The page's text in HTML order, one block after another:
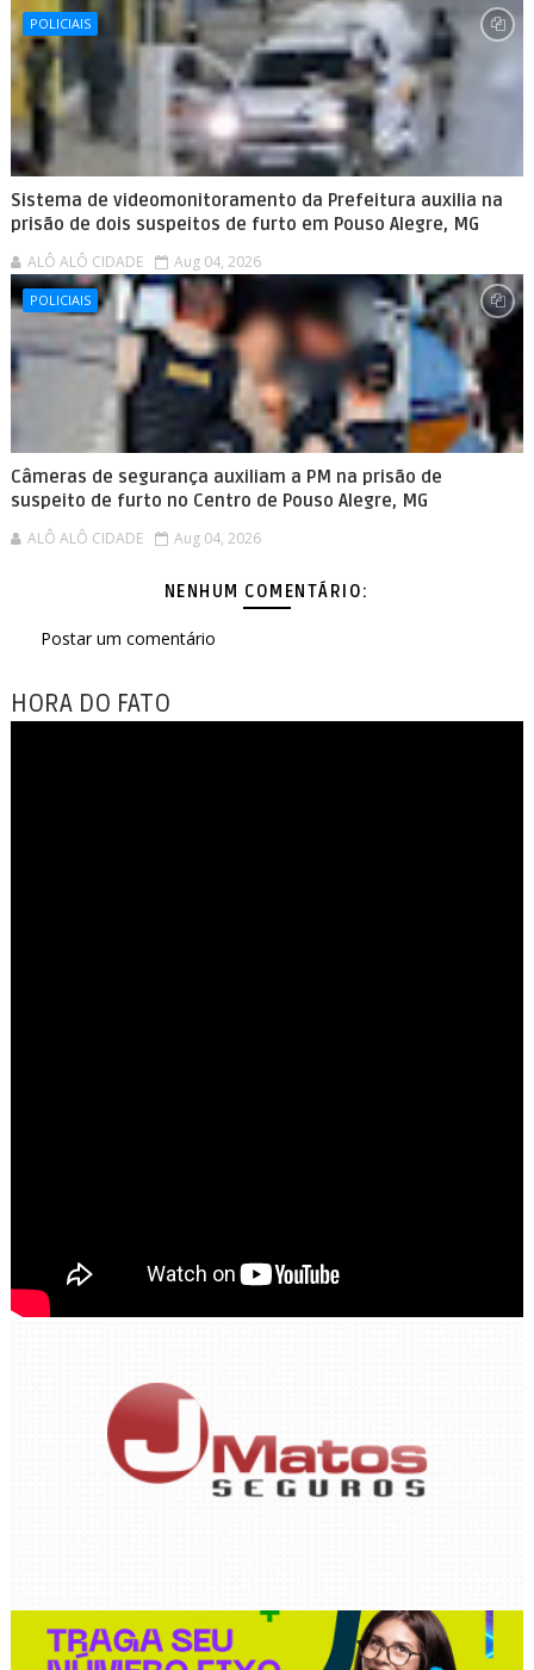
POLICIAIS
Sistema de videomonitoramento da Prefeitura auxilia na
prisão de dois suspeitos de furto em Pouso Alegre, MG
ALÔ ALÔ CIDADE Aug 04, 2026
POLICIAIS
Câmeras de segurança auxiliam a PM na prisão de
suspeito de furto no Centro de Pouso Alegre, MG
ALÔ ALÔ CIDADE Aug 04, 2026
NENHUM COMENTÁRIO:
Postar um comentário
HORA DO FATO